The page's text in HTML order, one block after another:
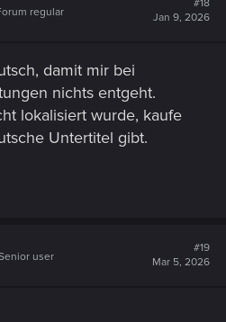
regular
#18
Jan 9, 2026
damit mir bei
nichts entgeht.
lokalisiert wurde, kaufe
Untertitel gibt.
user
#19
Mar 5, 2026